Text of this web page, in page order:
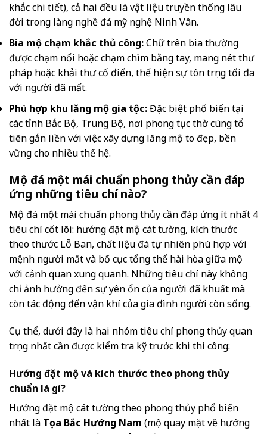
khắc chi tiết), cả hai đều là vật liệu truyền thống lâu
đời trong làng nghề đá mỹ nghệ Ninh Vân.
Bia mộ chạm khắc thủ công:Chữ trên bia thường
được chạm nổi hoặc chạm chìm bằng tay, mang nét thư
pháp hoặc khải thư cổ điển, thể hiện sự tôn trọng tối đa
với người đã mất.
Phù hợp khu lăng mộ gia tộc:Đặc biệt phổ biến tại
các tỉnh Bắc Bộ, Trung Bộ, nơi phong tục thờ cúng tổ
tiên gắn liền với việc xây dựng lăng mộ to đẹp, bền
vững cho nhiều thế hệ.
Mộ đá một mái chuẩn phong thủy cần đáp
ứng những tiêu chí nào?
Mộ đá một mái chuẩn phong thủy cần đáp ứng ít nhất 4
tiêu chí cốt lõi: hướng đặt mộ cát tường, kích thước
theo thước Lỗ Ban, chất liệu đá tự nhiên phù hợp với
mệnh người mất và bố cục tổng thể hài hòa giữa mộ
với cảnh quan xung quanh. Những tiêu chí này không
chỉ ảnh hưởng đến sự yên ổn của người đã khuất mà
còn tác động đến vận khí của gia đình người còn sống.
Cụ thể, dưới đây là hai nhóm tiêu chí phong thủy quan
trọng nhất cần được kiểm tra kỹ trước khi thi công:
Hướng đặt mộ và kích thước theo phong thủy
chuẩn là gì?
Hướng đặt mộ cát tường theo phong thủy phổ biến
nhất là Tọa Bắc Hướng Nam (mộ quay mặt về hướng